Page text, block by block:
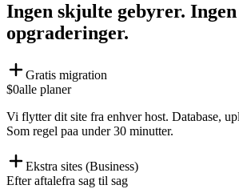
Ingen skjulte gebyrer.
opgraderinger.
Gratis migration
$0alle planer
Vi flytter dit site fra enhver host. Database,
Som regel paa under 30 minutter.
Ekstra sites (Business)
Efter aftalefra sag til sag